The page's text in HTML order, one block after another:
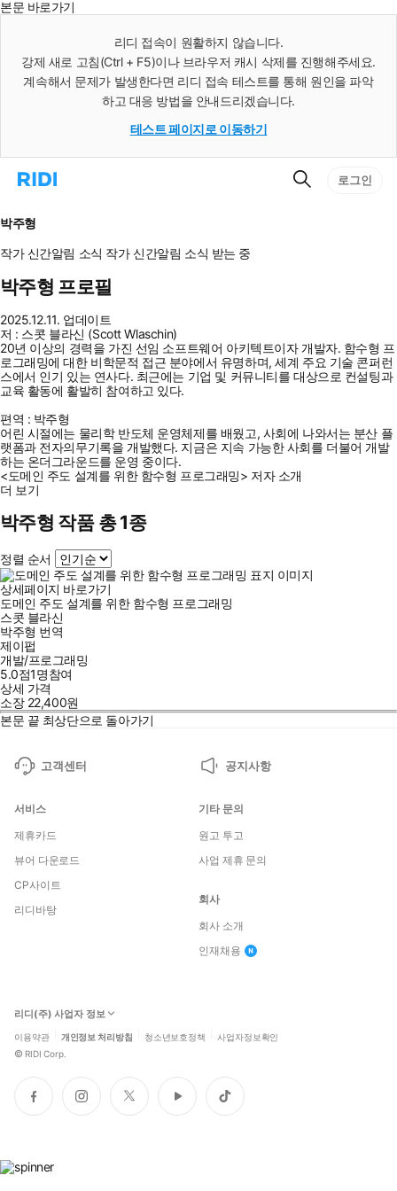
본문 바로가기
리디 접속이 원활하지 않습니다.
강제 새로 고침(Ctrl + F5)이나 브라우저 캐시 삭제를 진행해주세요.
계속해서 문제가 발생한다면 리디 접속 테스트를 통해 원인을 파악
하고 대응 방법을 안내드리겠습니다.
테스트 페이지로 이동하기
리
으
로
이
동
검
로그인
박주형
작가 신간알림 소식 작가 신간알림 소식 받는 중
박주형 프로필
2025.12.11. 업데이트
저 : 스콧 블라신 (Scott Wlaschin)
20년 이상의 경력을 가진 선임 소프트웨어 아키텍트이자 개발자. 함수형 프
로그래밍에 대한 비학문적 접근 분야에서 유명하며, 세계 주요 기술 콘퍼런
스에서 인기 있는 연사다. 최근에는 기업 및 커뮤니티를 대상으로 컨설팅과
교육 활동에 활발히 참여하고 있다.
편역 : 박주형
어린 시절에는 물리학 반도체 운영체제를 배웠고, 사회에 나와서는 분산 플
랫폼과 전자의무기록을 개발했다. 지금은 지속 가능한 사회를 더불어 개발
하는 온더그라운드를 운영 중이다.
<도메인 주도 설계를 위한 함수형 프로그래밍> 저자 소개
더 보기
박주형 작품 총 1종
정렬 순서
상세페이지 바로가기
도메인 주도 설계를 위한 함수형 프로그래밍
스콧 블라신
박주형 번역
제이펍
개발/프로그래밍
5.0점1명참여
상세 가격
소장 22,400원
본문 끝 최상단으로 돌아가기
고객센터 공지사항
서비스
제휴카드
뷰어 다운로드
CP사이트
리디바탕
기타 문의
원고 투고
사업 제휴 문의
회사
회사 소개
인재채용
리디(주) 사업자 정보
이용약관 개인정보 처리방침 청소년보호정책 사업자정보확인
© RIDI Corp.
페
이
인
스
트
위
유
튜
틱
톡